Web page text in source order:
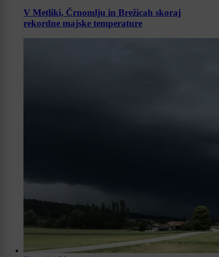
V Metliki, Črnomlju in Brežicah skoraj
rekordne majske temperature